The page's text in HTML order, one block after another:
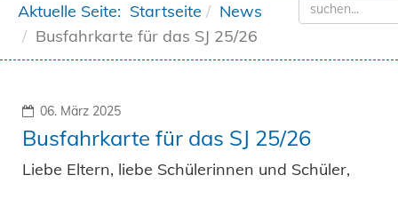
Aktuelle Seite: Startseite
News
Busfahrkarte für das SJ 25/26
06. März 2025
Busfahrkarte für das SJ 25/26
Liebe Eltern, liebe Schülerinnen und Schüler,